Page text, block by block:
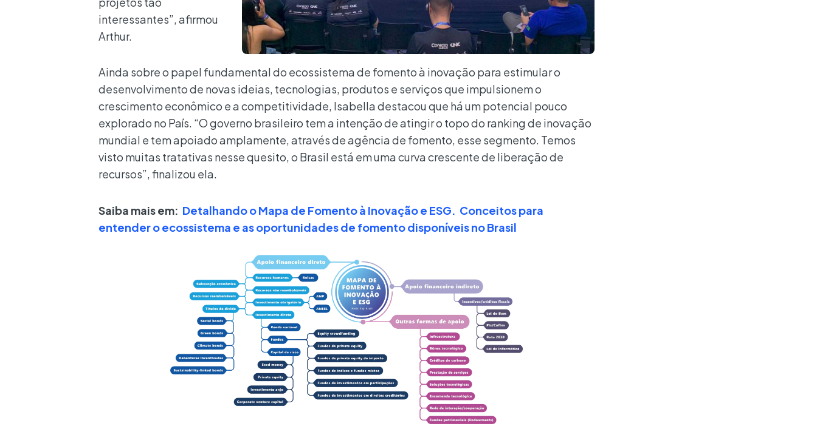
interessantes”, afirmou
Arthur.
Ainda sobre o papel fundamental do ecossistema de fomento à inovação para estimular o
desenvolvimento de novas ideias, tecnologias, produtos e serviços que impulsionem o
crescimento econômico e a competitividade, Isabella destacou que há um potencial pouco
explorado no País. “O governo brasileiro tem a intenção de atingir o topo do ranking de inovação
mundial e tem apoiado amplamente, através de agência de fomento, esse segmento. Temos
visto muitas tratativas nesse quesito, o Brasil está em uma curva crescente de liberação de
recursos”, finalizou ela.
Saiba mais em: Detalhando o Mapa de Fomento à Inovação e ESG. Conceitos para
entender o ecossistema e as oportunidades de fomento disponíveis no Brasil